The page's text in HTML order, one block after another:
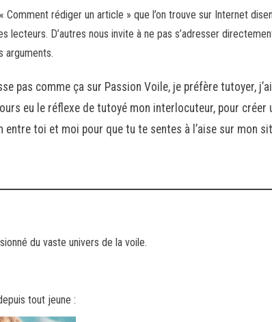
rédiger un article » que l’on trouve sur Internet
lecteurs. D’autres nous invite à ne pas s’adresser
arguments.
pas comme ça sur Passion Voile, je préfère tutoyer,
eu le réflexe de tutoyé mon interlocuteur, pour créer
entre toi et moi pour que tu te sentes à l’aise sur mon
du vaste univers de la voile.
tout jeune :